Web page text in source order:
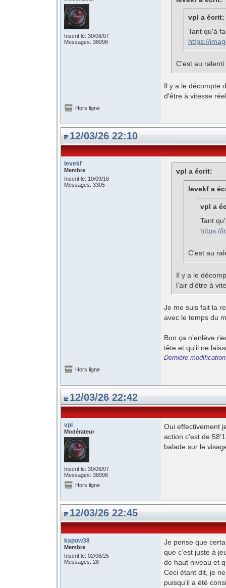
Inscrit le: 30/06/07
Messages: 38098
vpl a écrit:
Tant qu'à
https://
C'est au
Il y a le décompte
d'être à vitesse
Hors ligne
12/03/26 22:10
levekf
Membre
Inscrit le: 10/09/16
Messages: 3305
vpl a écrit:
levekf a
vpl a
Tant
https://
C'est au
Il y a le
l'air d'être à
Je me suis fait la
avec le temps du
Bon ça n'enlève
tête et qu'il ne
Dernière
Hors ligne
12/03/26 22:42
vpl
Modérateur
Inscrit le: 30/06/07
Messages: 38098
Oui effectivement
action c'est de
balade sur le
Hors ligne
12/03/26 22:45
kapow38
Membre
Inscrit le: 02/06/25
Messages: 28
Je pense que
que c’est juste à
de haut niveau et
Ceci étant dit, je
puisqu’il a été